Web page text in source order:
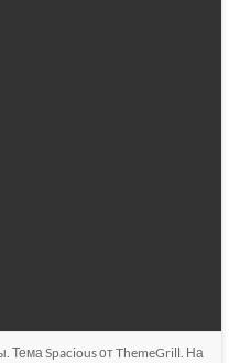
ТемаSpaciousот ThemeGrill. На